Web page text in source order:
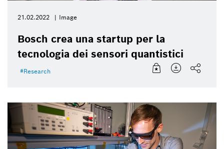
21.02.2022 Image
Bosch crea una startup per la
tecnologia dei sensori quantistici
Research